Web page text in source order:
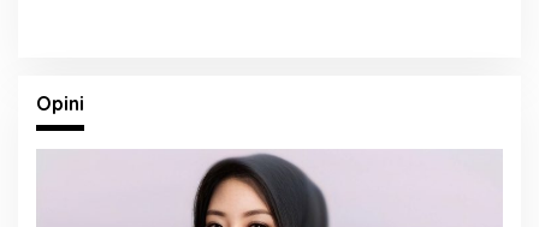
Opini